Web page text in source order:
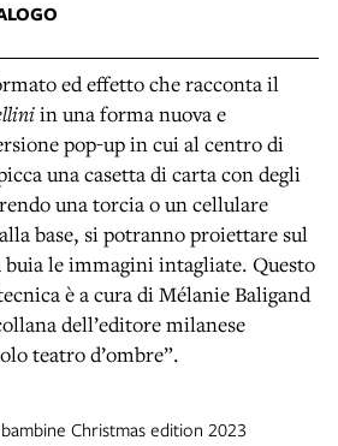
ed effetto che racconta il
in una forma nuova e
pop-up in cui al centro di
una casetta di carta con degli
una torcia o un cellulare
base, si potranno proiettare sul
le immagini intagliate. Questo
è a cura di Mélanie Baligand
dell’editore milanese
teatro d’ombre”.
Christmas edition 2023